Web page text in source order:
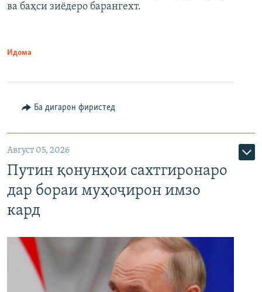
ва баҳси зиёдеро барангехт.
Идома
Ба дигарон фиристед
Август 05, 2026
Путин қонунҳои сахтгиронаро
дар бораи муҳоҷирон имзо
кард